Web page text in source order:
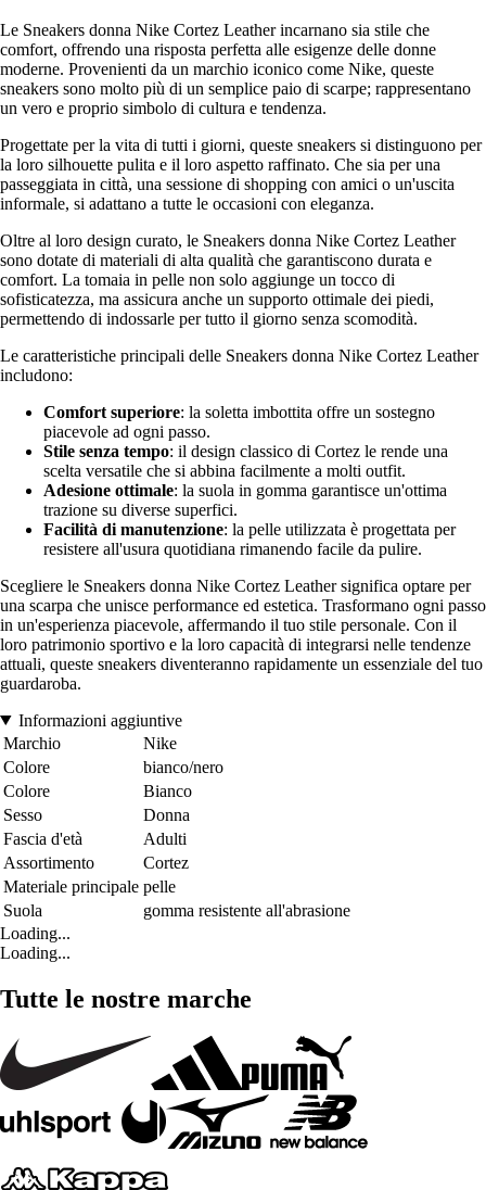
Le Sneakers donna Nike Cortez Leather incarnano sia stile che
comfort, offrendo una risposta perfetta alle esigenze delle donne
moderne. Provenienti da un marchio iconico come Nike, queste
sneakers sono molto più di un semplice paio di scarpe; rappresentano
un vero e proprio simbolo di cultura e tendenza.
Progettate per la vita di tutti i giorni, queste sneakers si distinguono per
la loro silhouette pulita e il loro aspetto raffinato. Che sia per una
passeggiata in città, una sessione di shopping con amici o un'uscita
informale, si adattano a tutte le occasioni con eleganza.
Oltre al loro design curato, le Sneakers donna Nike Cortez Leather
sono dotate di materiali di alta qualità che garantiscono durata e
comfort. La tomaia in pelle non solo aggiunge un tocco di
sofisticatezza, ma assicura anche un supporto ottimale dei piedi,
permettendo di indossarle per tutto il giorno senza scomodità.
Le caratteristiche principali delle Sneakers donna Nike Cortez Leather
includono:
Comfort superiore: la soletta imbottita offre un sostegno
piacevole ad ogni passo.
Stile senza tempo: il design classico di Cortez le rende una
scelta versatile che si abbina facilmente a molti outfit.
Adesione ottimale: la suola in gomma garantisce un'ottima
trazione su diverse superfici.
Facilità di manutenzione: la pelle utilizzata è progettata per
resistere all'usura quotidiana rimanendo facile da pulire.
Scegliere le Sneakers donna Nike Cortez Leather significa optare per
una scarpa che unisce performance ed estetica. Trasformano ogni passo
in un'esperienza piacevole, affermando il tuo stile personale. Con il
loro patrimonio sportivo e la loro capacità di integrarsi nelle tendenze
attuali, queste sneakers diventeranno rapidamente un essenziale del tuo
guardaroba.
Informazioni aggiuntive
Marchio
Nike
Colore
bianco/nero
Colore
Bianco
Sesso
Donna
Fascia d'età
Adulti
Assortimento
Cortez
Materiale principale pelle
Suola
gomma resistente all'abrasione
Loading...
Loading...
Tutte le nostre marche